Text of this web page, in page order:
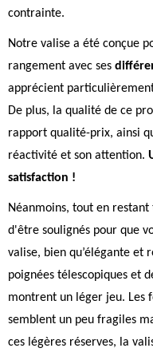
contrainte.
Notre valise a été conçue
rangement avec ses
apprécient
De plus, la qualité de ce
rapport qualité-prix, ainsi
réactivité et son attention.
satisfaction !
Néanmoins, tout en
d'être soulignés pour que
valise, bien qu’élégante et
poignées télescopiques et
montrent un léger jeu. Les
semblent un peu fragiles
ces légères réserves, la